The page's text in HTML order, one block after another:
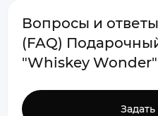
Вопросы и ответы
(FAQ)
"Whiskey Wonder"